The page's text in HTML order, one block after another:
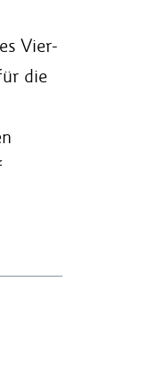
Vier-
die